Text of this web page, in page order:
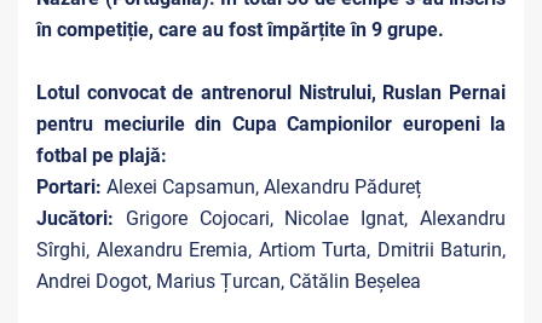
în competiție, care au fost împărțite în 9 grupe.
Lotul convocat de antrenorul Nistrului, Ruslan Pernai
pentru meciurile din Cupa Campionilor europeni la
fotbal pe plajă:
Portari: Alexei Capsamun, Alexandru Pădureț
Jucători: Grigore Cojocari, Nicolae Ignat, Alexandru
Sîrghi, Alexandru Eremia, Artiom Turta, Dmitrii Baturin,
Andrei Dogot, Marius Țurcan, Cătălin Beșelea